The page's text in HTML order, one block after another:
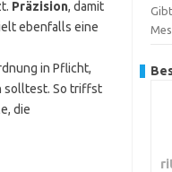
Präzision, damit
ebenfalls eine
in Pflicht,
solltest. So triffst
die